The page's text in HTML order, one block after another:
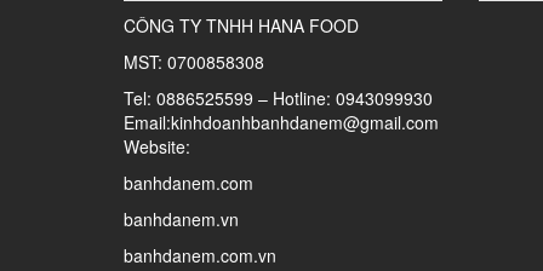
CÔNG TY TNHH HANA FOOD
MST: 0700858308
Tel: 0886525599 – Hotline: 0943099930
Email:kinhdoanhbanhdanem@gmail.com
Website:
banhdanem.com
banhdanem.vn
banhdanem.com.vn